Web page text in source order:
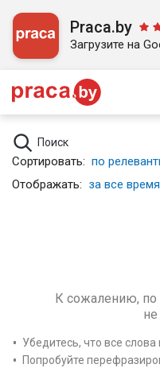
Praca.by
Загрузите на
Поиск
Сортировать: по
Отображать: за все время
К сожалению, по
Убедитесь, что все
Попробуйте